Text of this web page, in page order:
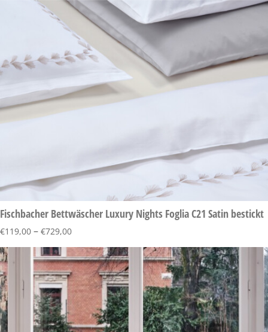
Fischbacher Bettwäscher Luxury Nights Foglia C21 Satin bestickt
€119,00 – €729,00